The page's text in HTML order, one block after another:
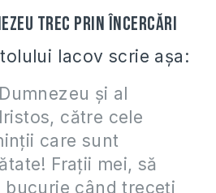
trec prin încercări
Iacov scrie așa:
și al
către cele
care sunt
Frații mei, să
bucurie când treceți